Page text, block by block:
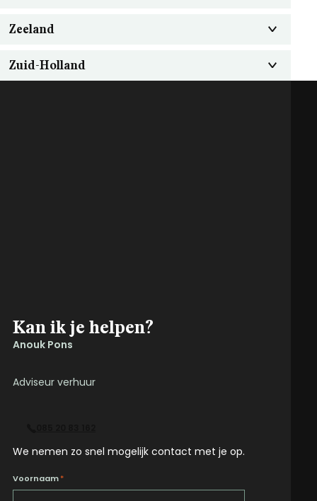
Zeeland
Zuid-Holland
Kan ik je helpen?
Anouk Pons
Adviseur verhuur
We nemen zo snel mogelijk contact met je op.
Voornaam*